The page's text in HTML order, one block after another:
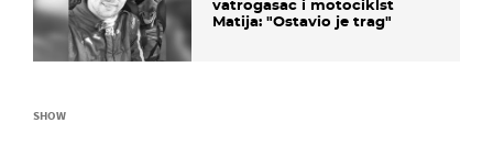
vatrogasac i motociklst
Matija: "Ostavio je trag"
SHOW